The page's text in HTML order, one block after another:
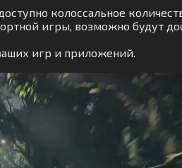
колоссальное
игры, возможно будут
игр и приложений.